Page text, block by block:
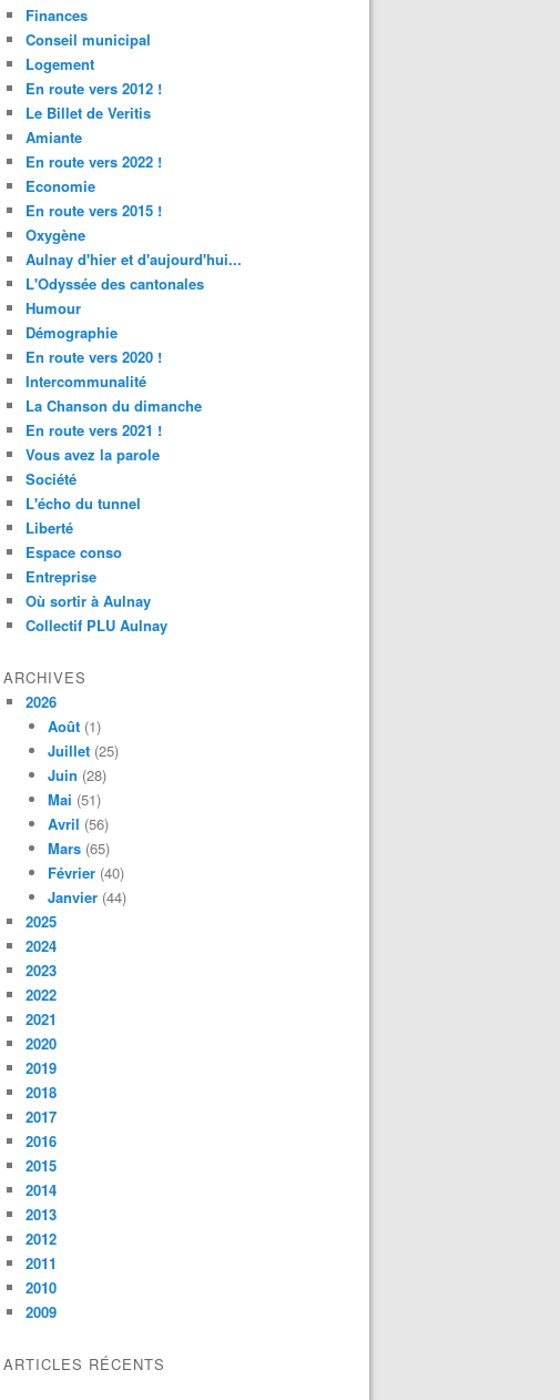
Finances
Conseil municipal
Logement
En route vers 2012 !
Le Billet de Veritis
Amiante
En route vers 2022 !
Economie
En route vers 2015 !
Oxygène
Aulnay d'hier et d'aujourd'hui...
L'Odyssée des cantonales
Humour
Démographie
En route vers 2020 !
Intercommunalité
La Chanson du dimanche
En route vers 2021 !
Vous avez la parole
Société
L'écho du tunnel
Liberté
Espace conso
Entreprise
Où sortir à Aulnay
Collectif PLU Aulnay
ARCHIVES
2026
Août (1)
Juillet (25)
Juin (28)
Mai (51)
Avril (56)
Mars (65)
Février (40)
Janvier (44)
2025
2024
2023
2022
2021
2020
2019
2018
2017
2016
2015
2014
2013
2012
2011
2010
2009
ARTICLES RÉCENTS